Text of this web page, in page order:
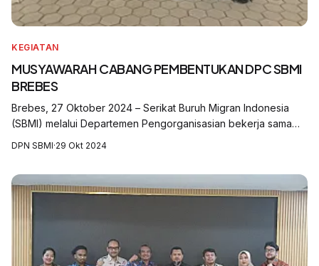
KEGIATAN
MUSYAWARAH CABANG PEMBENTUKAN DPC SBMI
BREBES
Brebes, 27 Oktober 2024 – Serikat Buruh Migran Indonesia
(SBMI) melalui Departemen Pengorganisasian bekerja sama
DPN SBMI·29 Okt 2024